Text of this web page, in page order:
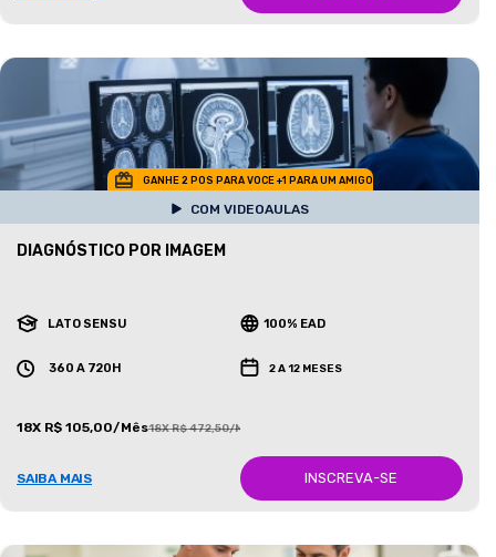
GANHE 2 POS PARA VOCE +1 PARA UM AMIGO
COM VIDEOAULAS
DIAGNÓSTICO POR IMAGEM
LATO SENSU 100% EAD
360 A 720H 2 A 12 MESES
18X R$ 105,00/Mês18X R$ 472,50/Mês
SAIBA MAIS INSCREVA-SE